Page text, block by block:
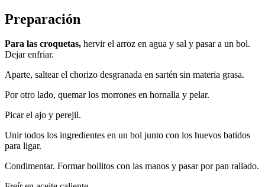
Preparación
Para las croquetas, hervir el arroz en agua y sal y pasar a un bol.
Dejar enfriar.
Aparte, saltear el chorizo desgranada en sartén sin materia grasa.
Por otro lado, quemar los morrones en hornalla y pelar.
Picar el ajo y perejil.
Unir todos los ingredientes en un bol junto con los huevos batidos
para ligar.
Condimentar. Formar bollitos con las manos y pasar por pan rallado.